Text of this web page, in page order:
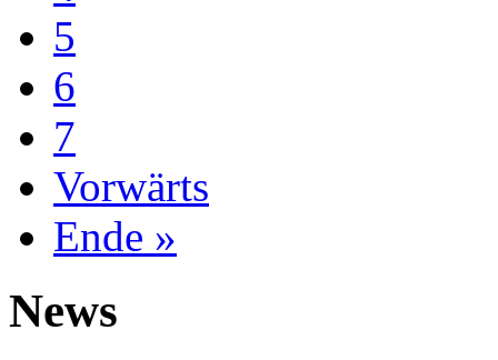
5
6
7
Vorwärts
Ende »
News